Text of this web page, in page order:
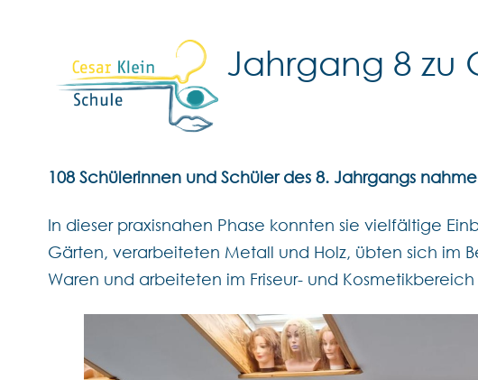
Jahrgang 8 zu
108 Schülerinnen und Schüler des 8. Jahrgangs
In dieser praxisnahen Phase konnten sie vielfältige
Gärten, verarbeiteten Metall und Holz, übten sich im
Waren und arbeiteten im Friseur- und